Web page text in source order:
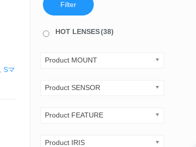
Sマ
Filter
HOT LENSES(38)
Product MOUNT
Product SENSOR
Product FEATURE
Product IRIS